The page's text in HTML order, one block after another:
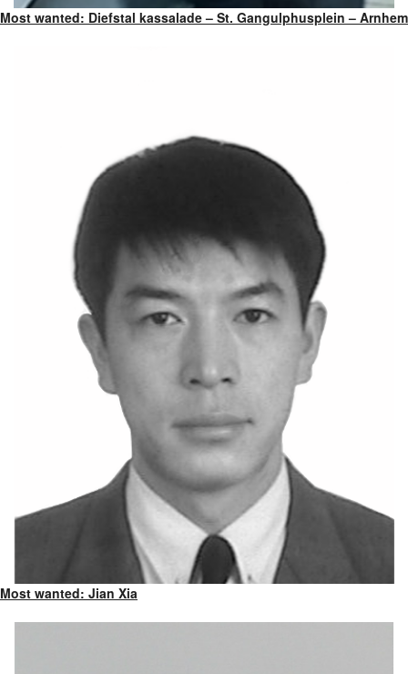
Most wanted: Diefstal kassalade – St. Gangulphusplein – Arnhem
Most wanted: Jian Xia